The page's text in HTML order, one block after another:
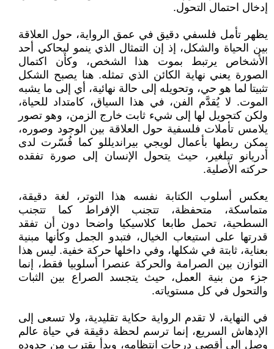
إدخال احتمال التحول.
يظهر تأمل فلسفي دقيق في عمق الرواية، حول العلاقة
بين الحياة والشكل، إذ إن التمثال الذي ينمو ليحاكي أحد
الأشخاص يرتبط بموت هذا الشخص، وكأن اكتمال
الصورة يعني نهاية الكائن الذي تمثله. هنا يصبح الشكل
تثبيتا لما هو حي، وتحويله إلى حالة نهائية، أي إلى ما يشبه
الموت. لا يُقدَّم الفن، في هذا السياق، كامتداد للحياة،
ولكن كتحويل لها إلى شيء ثابت خارج الزمن، وهو تصور
يلامس تأملات فلسفية حول العلاقة بين الوجود وصوره،
يمكن ربطها بأعمال لويجي بيرانديللو كما فُسّرت لدى
أدريانو تيلغير، حيث يتحول الإنسان إلى صورة تفقده
حركته الأصلية.
يعكس أسلوب الكتابة نفسه هذا التوتر، لغة دقيقة،
متماسكة، متحفظة، تتجنب الإفراط كما تتجنب
السطحية، تحمل طابعا كلاسيكيا واضحا دون أن تفقد
قدرتها على استيعاب الخيال، فتبدو الجمل وكأنها مبنية
بعناية، ثابتة في شكلها، وفي داخلها حركة خفية. ليس هذا
التوازن بين الصرامة والحركة عنصرا أسلوبيا فقط، إنما
جزء من بنية العمل، حيث يتجسد الصراع بين الثبات
والتحول في كل مستوياته.
في النهاية، لا تقدم الرواية حكاية تقليدية، ولا تسعى إلى
الإدهاش السريع، إنما ترسم لحظة دقيقة في حياة عالم
وصل إلى أقصى درجات انتظامه، وبدأ يقترب من حدوده